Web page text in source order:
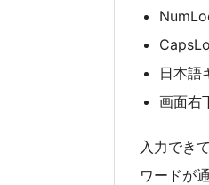
日本語
画面右
入力でき
ワードが